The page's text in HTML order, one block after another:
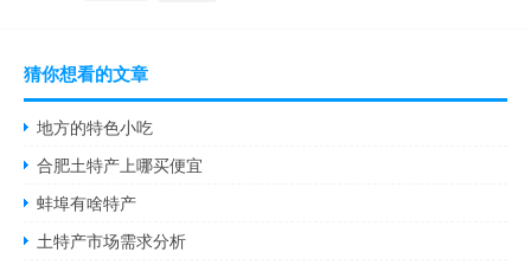
猜你想看的文章
地方的特色小吃
合肥土特产上哪买便宜
蚌埠有啥特产
土特产市场需求分析